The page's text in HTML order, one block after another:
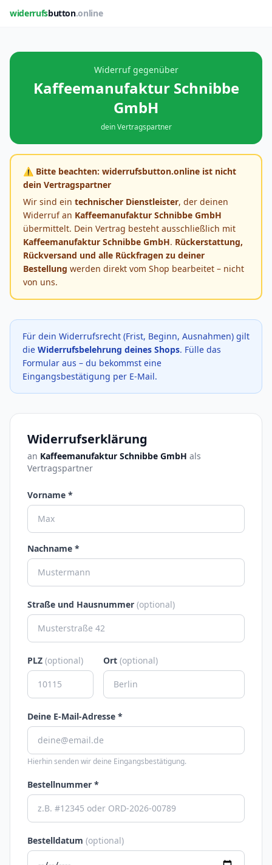
widerrufsbutton.online
Widerruf gegenüber
Kaffeemanufaktur Schnibbe
GmbH
dein Vertragspartner
⚠️ Bitte beachten: widerrufsbutton.online ist nicht
dein Vertragspartner
Wir sind ein technischer Dienstleister, der deinen
Widerruf an Kaffeemanufaktur Schnibbe GmbH
übermittelt. Dein Vertrag besteht ausschließlich mit
Kaffeemanufaktur Schnibbe GmbH. Rückerstattung,
Rückversand und alle Rückfragen zu deiner
Bestellung werden direkt vom Shop bearbeitet – nicht
von uns.
Für dein Widerrufsrecht (Frist, Beginn, Ausnahmen) gilt
die Widerrufsbelehrung deines Shops. Fülle das
Formular aus – du bekommst eine
Eingangsbestätigung per E-Mail.
Widerrufserklärung
an Kaffeemanufaktur Schnibbe GmbH als
Vertragspartner
Vorname *
Nachname *
Straße und Hausnummer (optional)
PLZ (optional) Ort (optional)
Deine E-Mail-Adresse *
Hierhin senden wir deine Eingangsbestätigung.
Bestellnummer *
Bestelldatum (optional)